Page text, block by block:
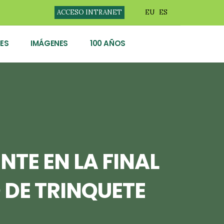
ACCESO INTRANET EU ES
IMÁGENES 100 AÑOS
EN LA FINAL
TRINQUETE